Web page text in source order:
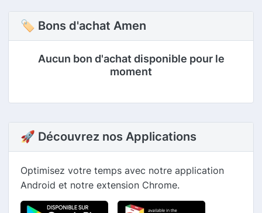
🏷 Bons d'achat Amen
Aucun bon d'achat disponible pour le
moment
🚀 Découvrez nos Applications
Optimisez votre temps avec notre application
Android et notre extension Chrome.